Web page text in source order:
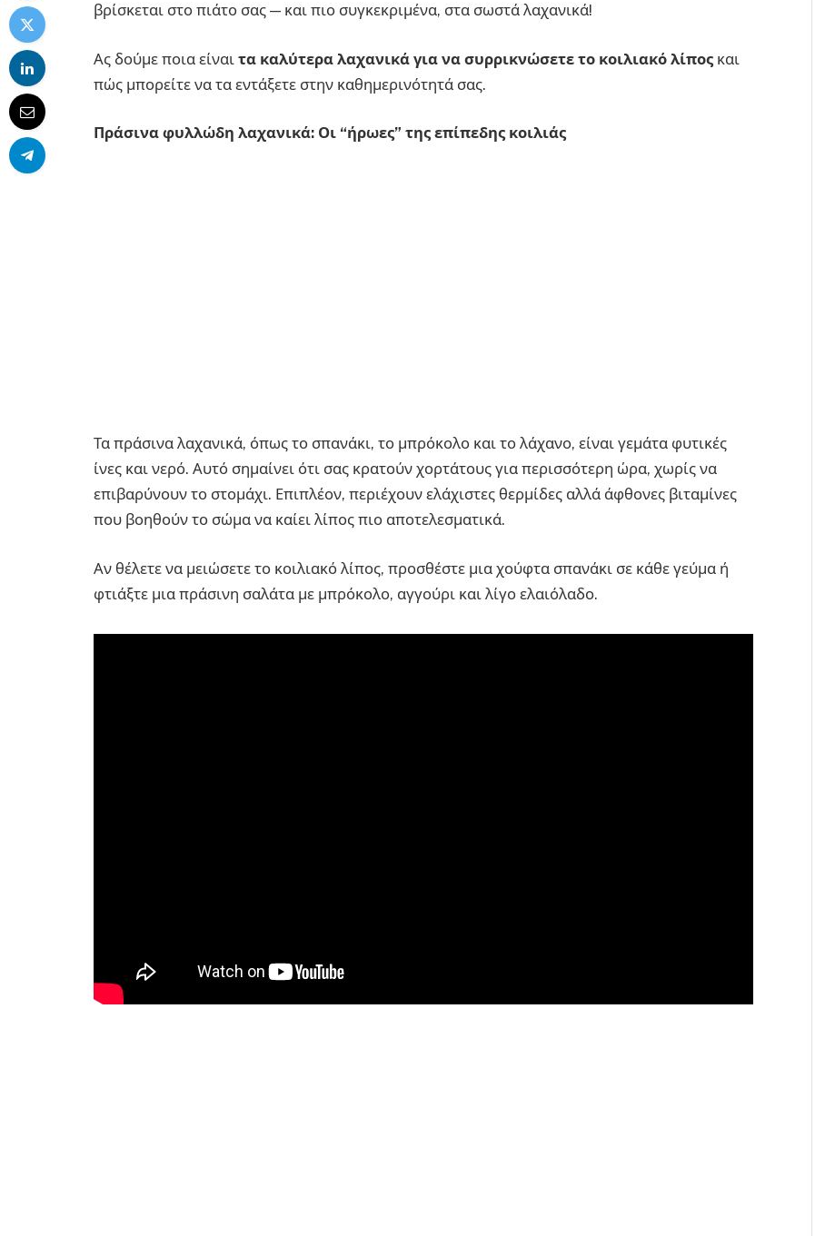
βρίσκεται στο πιάτο σας — και πιο συγκεκριμένα, στα σωστά λαχανικά!
Ας δούμε ποια είναι τα καλύτερα λαχανικά για να συρρικνώσετε το κοιλιακό λίπος και
πώς μπορείτε να τα εντάξετε στην καθημερινότητά σας.
Πράσινα φυλλώδη λαχανικά: Οι “ήρωες” της επίπεδης κοιλιάς
Τα πράσινα λαχανικά, όπως το σπανάκι, το μπρόκολο και το λάχανο, είναι γεμάτα φυτικές
ίνες και νερό. Αυτό σημαίνει ότι σας κρατούν χορτάτους για περισσότερη ώρα, χωρίς να
επιβαρύνουν το στομάχι. Επιπλέον, περιέχουν ελάχιστες θερμίδες αλλά άφθονες βιταμίνες
που βοηθούν το σώμα να καίει λίπος πιο αποτελεσματικά.
Αν θέλετε να μειώσετε το κοιλιακό λίπος, προσθέστε μια χούφτα σπανάκι σε κάθε γεύμα ή
φτιάξτε μια πράσινη σαλάτα με μπρόκολο, αγγούρι και λίγο ελαιόλαδο.